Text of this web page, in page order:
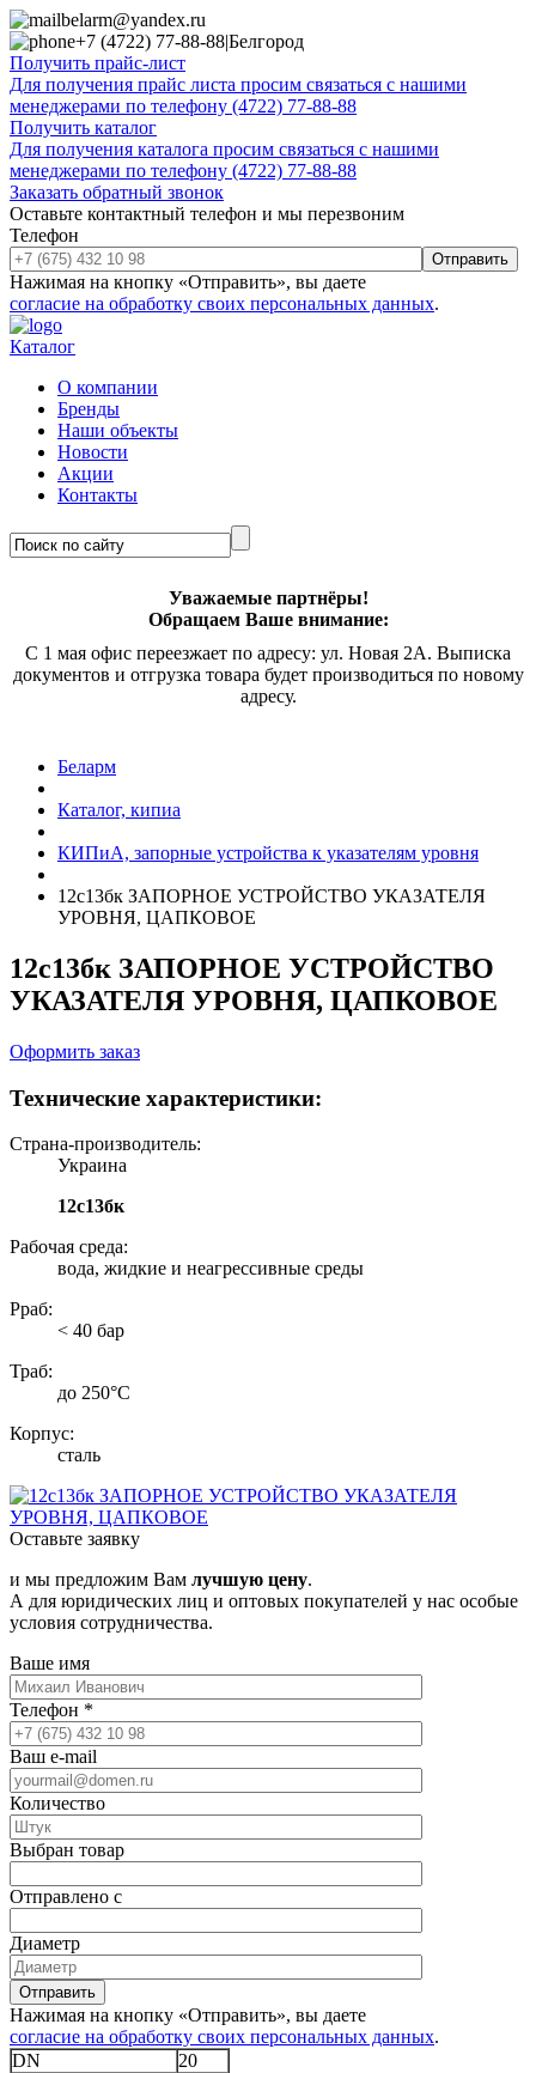
belarm@yandex.ru
+7 (4722) 77-88-88|Белгород
Получить прайс-лист
Для получения прайс листа просим связаться с нашими
менеджерами по телефону (4722) 77-88-88
Получить каталог
Для получения каталога просим связаться с нашими
менеджерами по телефону (4722) 77-88-88
Заказать обратный звонок
Оставьте контактный телефон и мы перезвоним
Телефон
Отправить
Нажимая на кнопку «Отправить», вы даете
согласие на обработку своих персональных данных.
Каталог
О компании
Бренды
Наши объекты
Новости
Акции
Контакты
Уважаемые партнёры!
Обращаем Ваше внимание:
С 1 мая офис переезжает по адресу: ул. Новая 2А. Выписка
документов и отгрузка товара будет производиться по новому
адресу.
Беларм
Каталог, кипиа
КИПиА, запорные устройства к указателям уровня
12с13бк ЗАПОРНОЕ УСТРОЙСТВО УКАЗАТЕЛЯ
УРОВНЯ, ЦАПКОВОЕ
12с13бк ЗАПОРНОЕ УСТРОЙСТВО
УКАЗАТЕЛЯ УРОВНЯ, ЦАПКОВОЕ
Оформить заказ
Технические характеристики:
Страна-производитель:
Украина
12с13бк
Рабочая среда:
вода, жидкие и неагрессивные среды
Рраб:
< 40 бар
Траб:
до 250°С
Корпус:
сталь
Оставьте заявку
и мы предложим Вам лучшую цену.
А для юридических лиц и оптовых покупателей у нас особые
условия сотрудничества.
Ваше имя
Телефон *
Ваш e-mail
Количество
Выбран товар
Отправлено с
Диаметр
Отправить
Нажимая на кнопку «Отправить», вы даете
согласие на обработку своих персональных данных.
DN
20